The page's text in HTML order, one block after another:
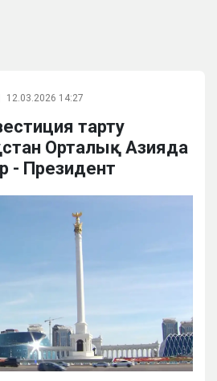
12.03.2026 14:27
тарту
Орталық Азияда
- Президент